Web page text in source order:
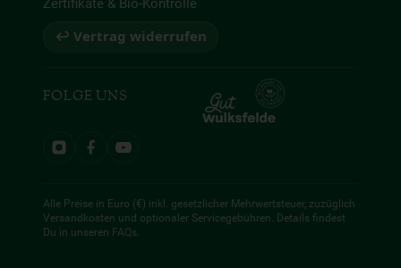
Zertifikate & Bio-Kontrolle
↩ Vertrag widerrufen
FOLGE UNS
Alle Preise in Euro (€) inkl. gesetzlicher Mehrwertsteuer, zuzüglich
Versandkosten und optionaler Servicegebühren. Details findest
Du in unseren FAQs.